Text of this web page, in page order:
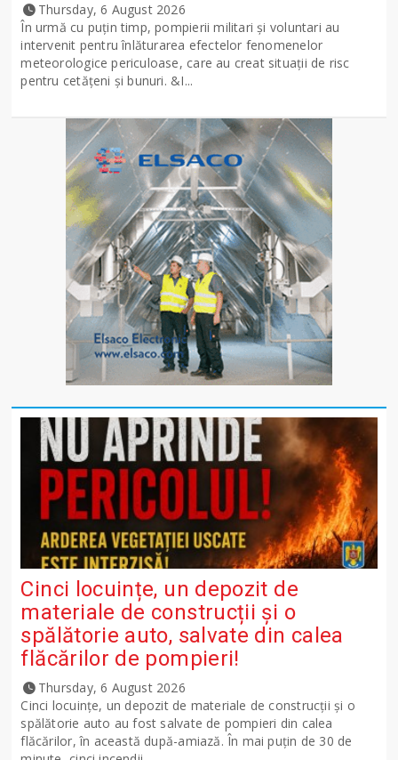
Thursday, 6 August 2026
În urmă cu puțin timp, pompierii militari și voluntari au
intervenit pentru înlăturarea efectelor fenomenelor
meteorologice periculoase, care au creat situații de risc
pentru cetățeni și bunuri. &I...
Cinci locuințe, un depozit de
materiale de construcții și o
spălătorie auto, salvate din calea
flăcărilor de pompieri!
Thursday, 6 August 2026
Cinci locuințe, un depozit de materiale de construcții și o
spălătorie auto au fost salvate de pompieri din calea
flăcărilor, în această după-amiază. În mai puțin de 30 de